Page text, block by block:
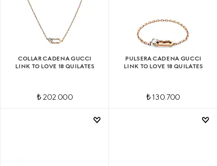
COLLAR CADENA GUCCI
LINK TO LOVE 18 QUILATES
₺ 202.000
PULSERA CADENA GUCCI
LINK TO LOVE 18 QUILATES
₺ 130.700